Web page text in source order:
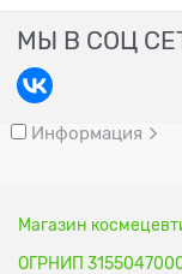
МЫ В СОЦ
Информация
Магазин
ОГРНИП